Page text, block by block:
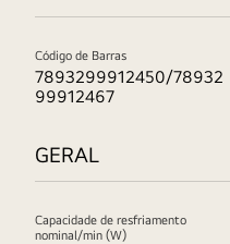
Código de Barras
7893299912450/78932
99912467
GERAL
Capacidade de resfriamento
nominal/min (W)